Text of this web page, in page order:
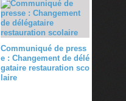
Communiqué de press
e : Changement de délé
gataire restauration sco
laire